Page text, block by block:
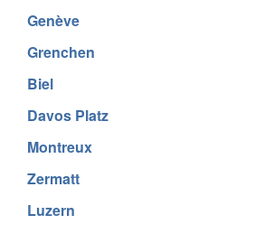
Genève
Grenchen
Biel
Davos Platz
Montreux
Zermatt
Luzern